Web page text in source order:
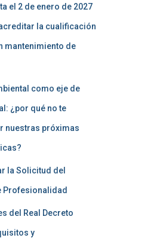
el 2 de enero de 2027
la cualificación
mantenimiento de
como eje de
¿por qué no te
nuestras próximas
la Solicitud del
Profesionalidad
del Real Decreto
y